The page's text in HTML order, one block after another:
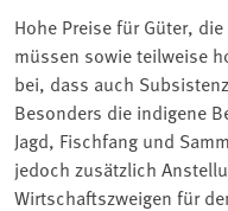
Hohe Preise für Güter,
müssen sowie teilweise
bei, dass auch
Besonders die indigene
Jagd, Fischfang und
jedoch zusätzlich
Wirtschaftszweigen für